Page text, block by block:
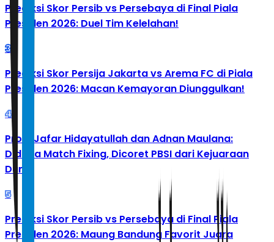
Prediksi Skor Persib vs Persebaya di Final Piala
Presiden 2026: Duel Tim Kelelahan!
3
Prediksi Skor Persija Jakarta vs Arema FC di Piala
Presiden 2026: Macan Kemayoran Diunggulkan!
4
Profil Jafar Hidayatullah dan Adnan Maulana:
Diduga Match Fixing, Dicoret PBSI dari Kejuaraan
Dunia
5
Prediksi Skor Persib vs Persebaya di Final Piala
Presiden 2026: Maung Bandung Favorit Juara